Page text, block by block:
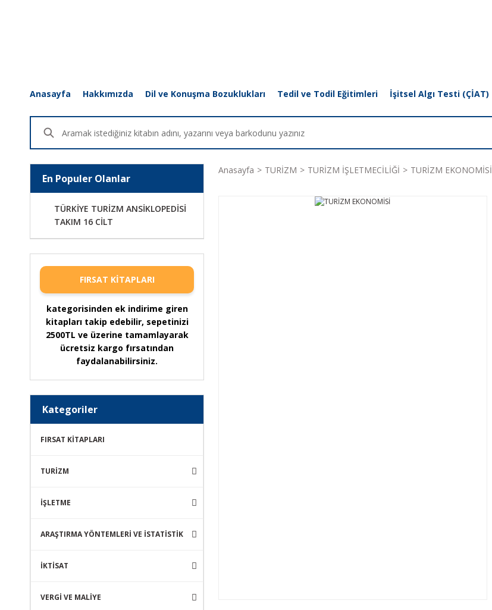
Anasayfa Hakkımızda Dil ve Konuşma Bozuklukları Tedil ve Todil Eğitimleri İşitsel Algı Testi (ÇİAT)
En Populer Olanlar
TÜRKİYE TURİZM ANSİKLOPEDİSİ
TAKIM 16 CİLT
FIRSAT KİTAPLARI
kategorisinden ek indirime giren
kitapları takip edebilir, sepetinizi
2500TL ve üzerine tamamlayarak
ücretsiz kargo fırsatından
faydalanabilirsiniz.
Kategoriler
FIRSAT KİTAPLARI
TURİZM
İŞLETME
ARAŞTIRMA YÖNTEMLERİ VE İSTATİSTİK
İKTİSAT
VERGİ VE MALİYE
Anasayfa TURİZM TURİZM İŞLETMECİLİĞİ TURİZM EKONOMİSİ